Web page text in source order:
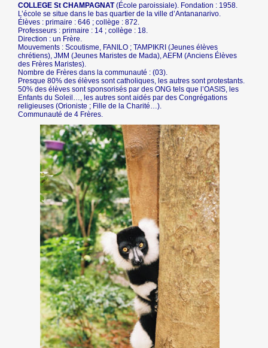
COLLEGE St CHAMPAGNAT(École paroissiale). Fondation : 1958.
L’école se situe dans le bas quartier de la ville d’Antananarivo.
Élèves : primaire : 646 ; collège : 872.
Professeurs : primaire : 14 ; collège : 18.
Direction : un Frère.
Mouvements : Scoutisme, FANILO ; TAMPIKRI (Jeunes élèves
chrétiens), JMM (Jeunes Maristes de Mada), AEFM (Anciens Élèves
des Frères Maristes).
Nombre de Frères dans la communauté : (03).
Presque 80% des élèves sont catholiques, les autres sont protestants.
50% des élèves sont sponsorisés par des ONG tels que l’OASIS, les
Enfants du Soleil…, les autres sont aidés par des Congrégations
religieuses (Orioniste ; Fille de la Charité…).
Communauté de 4 Frères.